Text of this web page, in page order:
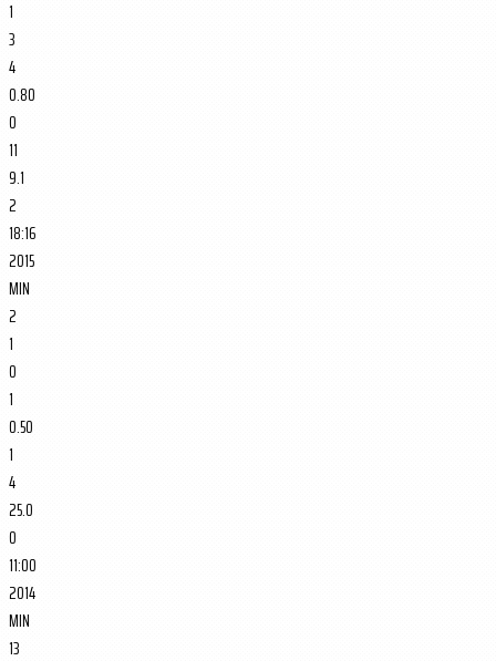
1
3
4
0.80
0
11
9.1
2
18:16
2015
MIN
2
1
0
1
0.50
1
4
25.0
0
11:00
2014
MIN
13